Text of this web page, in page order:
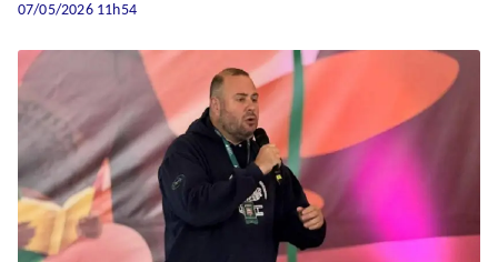
07/05/2026 11h54